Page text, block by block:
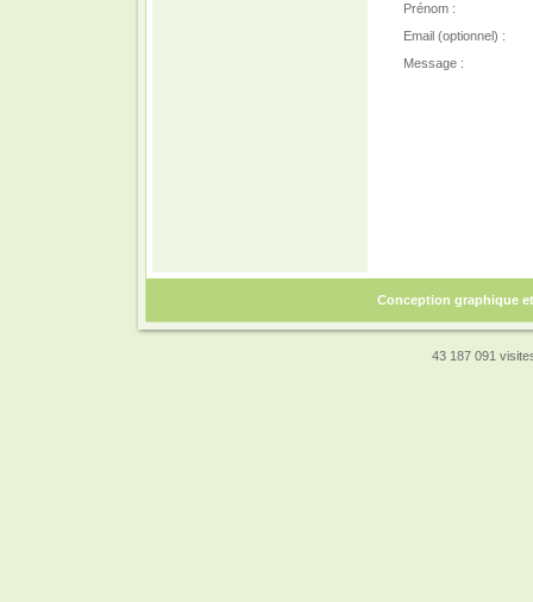
Prénom :
Email (optionnel) :
Message :
Conception graphique
43 187 091